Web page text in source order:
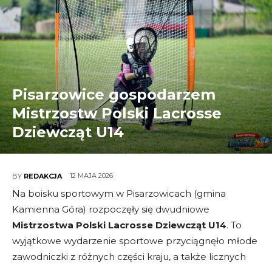
Pisarzowice gospodarzem
Mistrzostw Polski Lacrosse
Dziewcząt U14
BY REDAKCJA 12 MAJA 2026
Na boisku sportowym w Pisarzowicach (gmina
Kamienna Góra) rozpoczęły się dwudniowe
Mistrzostwa Polski Lacrosse Dziewcząt U14. To
wyjątkowe wydarzenie sportowe przyciągnęło młode
zawodniczki z różnych części kraju, a także licznych